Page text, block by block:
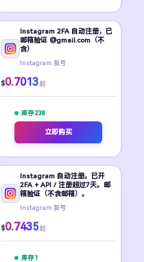
Instagram 2FA 自动注册，已
邮箱验证 @gmail.com（不
含）
Instagram 新号
$0.7013 起
库存 238
立即购买
Instagram 自动注册。已开
2FA + API / 注册超过7天。邮
箱验证（不含邮箱）。
Instagram 新号
$0.7435 起
库存 1